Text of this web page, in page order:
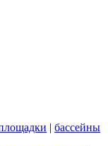
| бассейны